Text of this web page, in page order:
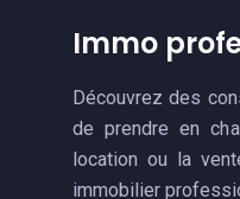
Immo
Découvrez des
de prendre en
location ou la
immobilier